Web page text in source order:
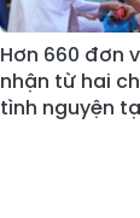
Hơn 660 đơn
nhận từ hai
tình nguyện